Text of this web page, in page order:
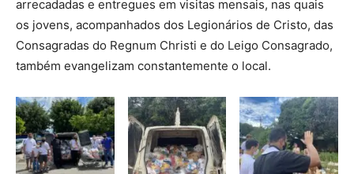
arrecadadas e entregues em visitas mensais, nas quais
os jovens, acompanhados dos Legionários de Cristo, das
Consagradas do Regnum Christi e do Leigo Consagrado,
também evangelizam constantemente o local.